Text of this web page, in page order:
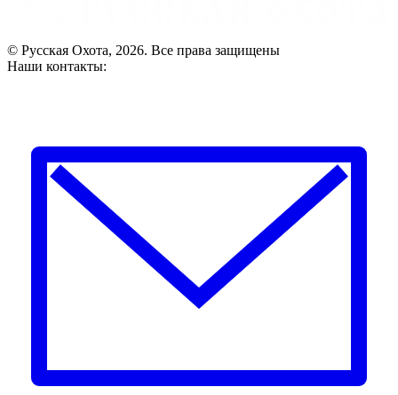
© Русская Охота, 2026. Все права защищены
Наши контакты: